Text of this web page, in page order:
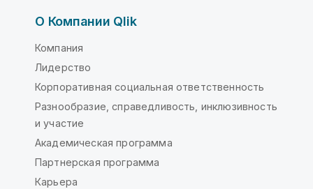
О Компании Qlik
Компания
Лидерство
Корпоративная социальная ответственность
Разнообразие, справедливость, инклюзивность
и участие
Академическая программа
Партнерская программа
Карьера